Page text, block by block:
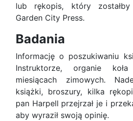
lub rękopis, który
Garden City Press.
Badania
Informację o poszukiwaniu
Instruktorze, organie
miesiącach zimowych.
książki, broszury, kilka
pan Harpell przejrzał je i
aby wyraził swoją opinię.